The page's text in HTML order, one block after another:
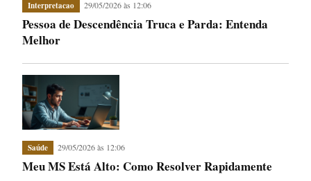
Interpretacao 29/05/2026 às 12:06
Pessoa de Descendência Truca e Parda: Entenda
Melhor
Saúde 29/05/2026 às 12:06
Meu MS Está Alto: Como Resolver Rapidamente